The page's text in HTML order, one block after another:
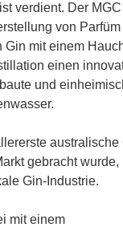
verdient. Der
von Parfüm
mit einem
einen
und
australische
gebracht wurde,
Gin-Industrie.
mit einem